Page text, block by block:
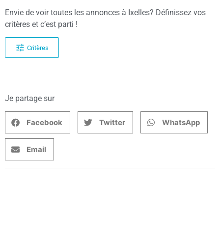
Envie de voir toutes les annonces à Ixelles? Définissez vos
critères et c’est parti !
Critères
Je partage sur
Facebook Twitter WhatsApp
Email